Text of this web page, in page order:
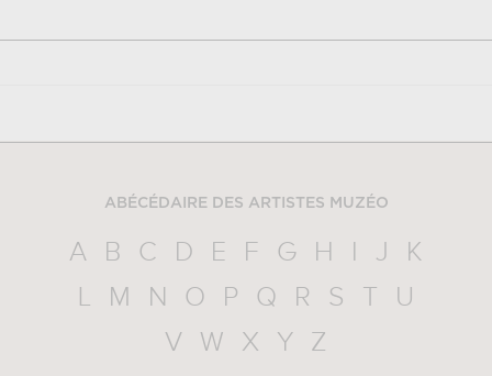
ABÉCÉDAIRE DES ARTISTES MUZÉO
A B C D E F G H I J
K
L
M N O P Q R S T
U
V
W X Y Z